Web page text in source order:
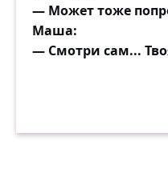
— Может тоже
Маша:
— Смотри сам...